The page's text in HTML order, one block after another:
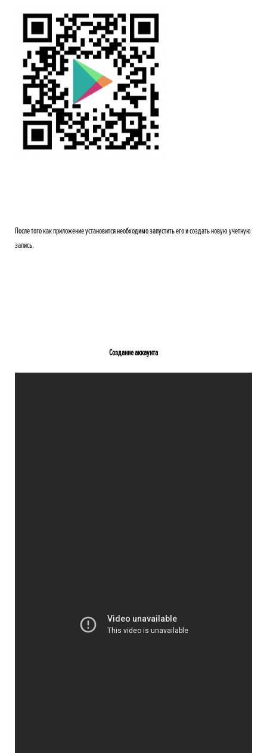
После того как приложение установится необходимо запустить его и создать новую учетную
запись.
Создание аккаунта